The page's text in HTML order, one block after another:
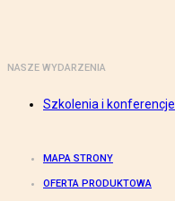
NASZE WYDARZENIA
Szkolenia i konferencje
MAPA STRONY
OFERTA PRODUKTOWA